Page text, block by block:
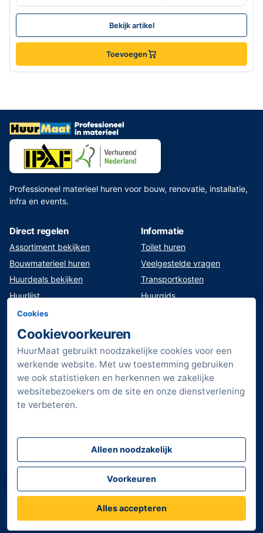
Bekijk artikel
Toevoegen
Professioneel materieel huren voor bouw, renovatie, installatie,
infra en events.
Direct regelen
Assortiment bekijken
Bouwmaterieel huren
Huurdeals bekijken
Huurlijst
Klant worden
Werken bij HuurMaat
Informatie
Toilet huren
Veelgestelde vragen
Transportkosten
Huurgids
Vestigingen
Sitemap
Verkorte huurvoorwaarden
YouTube
© 2026 HuurMaat. Alle rechten voorbehouden.
Cookies
Cookievoorkeuren
HuurMaat gebruikt noodzakelijke cookies voor een
werkende website. Met uw toestemming gebruiken
we ook statistieken en herkennen we zakelijke
websitebezoekers om de site en onze dienstverlening
te verbeteren.
Alleen noodzakelijk
Voorkeuren
Alles accepteren